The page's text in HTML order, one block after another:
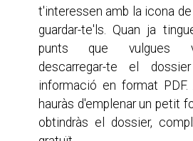
t'interessen amb la icona
guardar-te'ls. Quan ja
punts que vulgues
descarregar-te el
informació en format
hauràs d'emplenar un petit
obtindràs el dossier,